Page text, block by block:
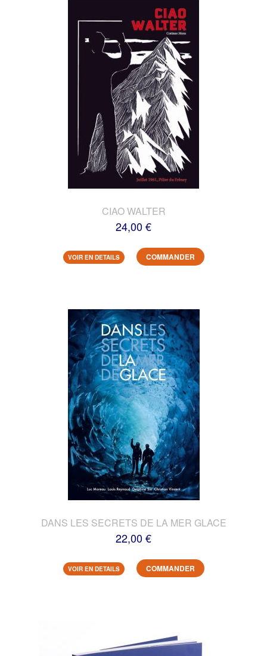
CIAO WALTER
24,00 €
VOIR EN DETAILS COMMANDER
DANS LES SECRETS DE LA MER GLACE
22,00 €
VOIR EN DETAILS COMMANDER